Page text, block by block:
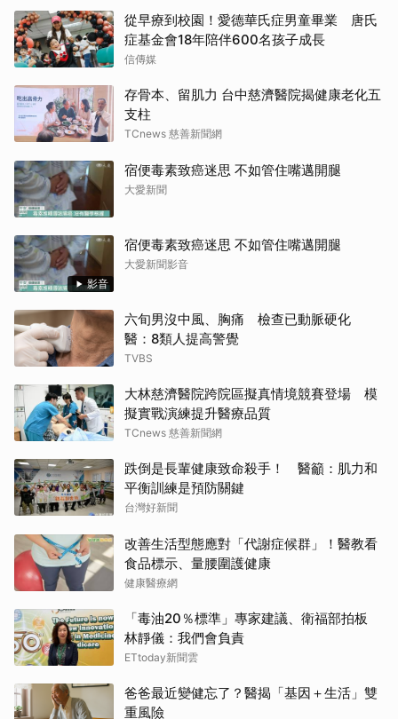
從早療到校園！愛德華氏症男童畢業 唐氏
症基金會18年陪伴600名孩子成長
信傳媒
存骨本、留肌力 台中慈濟醫院揭健康老化五
支柱
TCnews 慈善新聞網
宿便毒素致癌迷思 不如管住嘴邁開腿
大愛新聞
影音
宿便毒素致癌迷思 不如管住嘴邁開腿
大愛新聞影音
六旬男沒中風、胸痛 檢查已動脈硬化
醫：8類人提高警覺
TVBS
大林慈濟醫院跨院區擬真情境競賽登場 模
擬實戰演練提升醫療品質
TCnews 慈善新聞網
跌倒是長輩健康致命殺手！ 醫籲：肌力和
平衡訓練是預防關鍵
台灣好新聞
改善生活型態應對「代謝症候群」！醫教看
食品標示、量腰圍護健康
健康醫療網
「毒油20％標準」專家建議、衛福部拍板
林靜儀：我們會負責
ETtoday新聞雲
爸爸最近變健忘了？醫揭「基因＋生活」雙
重風險